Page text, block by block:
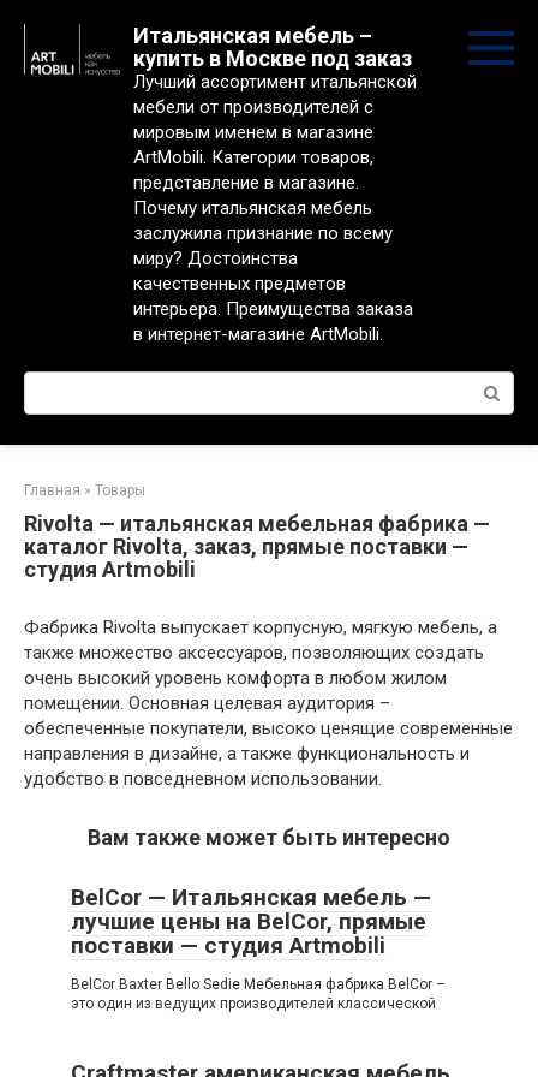
контенту
Итальянская мебель –
купить в Москве под заказ
Лучший ассортимент итальянской
мебели от производителей с
мировым именем в магазине
ArtMobili. Категории товаров,
представление в магазине.
Почему итальянская мебель
заслужила признание по всему
миру? Достоинства
качественных предметов
интерьера. Преимущества заказа
в интернет-магазине ArtMobili.
Поиск:
Главная » Товары
Rivolta — итальянская мебельная фабрика —
каталог Rivolta, заказ, прямые поставки —
студия Artmobili
Фабрика Rivolta выпускает корпусную, мягкую мебель, а
также множество аксессуаров, позволяющих создать
очень высокий уровень комфорта в любом жилом
помещении. Основная целевая аудитория –
обеспеченные покупатели, высоко ценящие современные
направления в дизайне, а также функциональность и
удобство в повседневном использовании.
Вам также может быть интересно
BelCor — Итальянская мебель —
лучшие цены на BelCor, прямые
поставки — студия Artmobili
BelCor Baxter Bello Sedie Мебельная фабрика BelCor –
это один из ведущих производителей классической